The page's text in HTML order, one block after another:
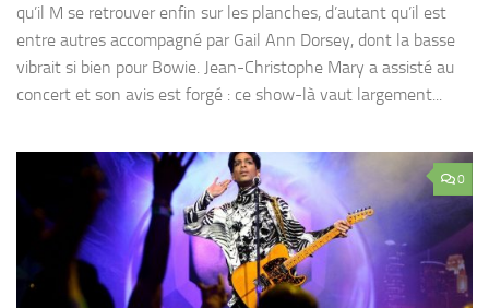
qu’il M se retrouver enfin sur les planches, d’autant qu’il est
entre autres accompagné par Gail Ann Dorsey, dont la basse
vibrait si bien pour Bowie. Jean-Christophe Mary a assisté au
concert et son avis est forgé : ce show-là vaut largement...
0